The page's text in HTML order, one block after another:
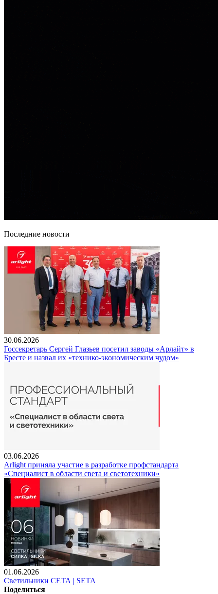
Последние новости
30.06.2026
Госсекретарь Сергей Глазьев посетил заводы «Арлайт» в
Бресте и назвал их «технико-экономическим чудом»
03.06.2026
Arlight приняла участие в разработке профстандарта
«Специалист в области света и светотехники»
01.06.2026
Светильники СЕТА | SETA
Поделиться